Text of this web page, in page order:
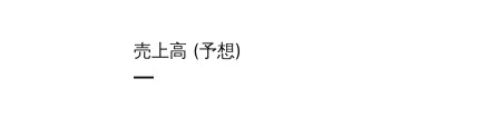
売上高 (予想)
—